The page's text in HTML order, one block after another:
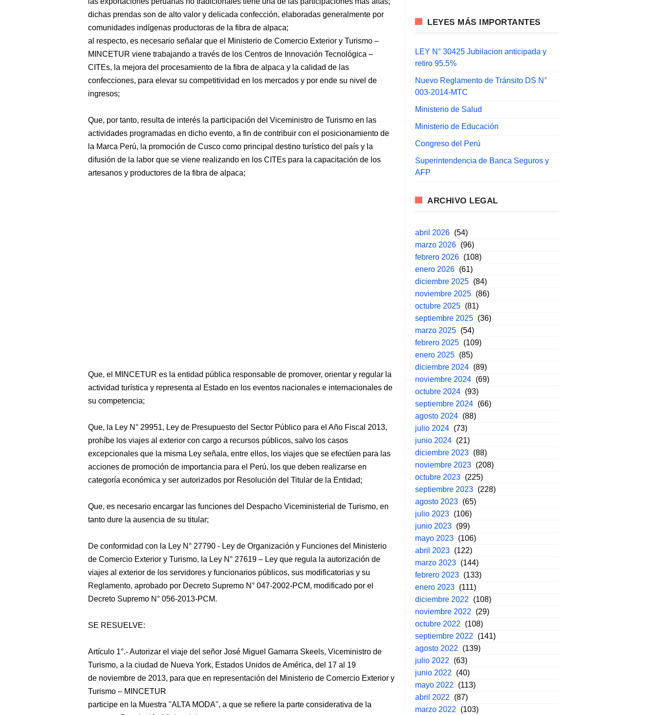
dichas prendas son de alto valor y delicada confección, elaboradas generalmente por
comunidades indígenas productoras de la fibra de alpaca;
al respecto, es necesario señalar que el Ministerio de Comercio Exterior y Turismo –
MINCETUR viene trabajando a través de los Centros de Innovación Tecnológica –
CITEs, la mejora del procesamiento de la fibra de alpaca y la calidad de las
confecciones, para elevar su competitividad en los mercados y por ende su nivel de
ingresos;
Que, por tanto, resulta de interés la participación del Viceministro de Turismo en las
actividades programadas en dicho evento, a fin de contribuir con el posicionamiento de
la Marca Perú, la promoción de Cusco como principal destino turístico del país y la
difusión de la labor que se viene realizando en los CITEs para la capacitación de los
artesanos y productores de la fibra de alpaca;
Que, el MINCETUR es la entidad pública responsable de promover, orientar y regular la
actividad turística y representa al Estado en los eventos nacionales e internacionales de
su competencia;
Que, la Ley N° 29951, Ley de Presupuesto del Sector Público para el Año Fiscal 2013,
prohíbe los viajes al exterior con cargo a recursos públicos, salvo los casos
excepcionales que la misma Ley señala, entre ellos, los viajes que se efectúen para las
acciones de promoción de importancia para el Perú, los que deben realizarse en
categoría económica y ser autorizados por Resolución del Titular de la Entidad;
Que, es necesario encargar las funciones del Despacho Viceministerial de Turismo, en
tanto dure la ausencia de su titular;
De conformidad con la Ley N° 27790 - Ley de Organización y Funciones del Ministerio
de Comercio Exterior y Turismo, la Ley N° 27619 – Ley que regula la autorización de
viajes al exterior de los servidores y funcionarios públicos, sus modificatorias y su
Reglamento, aprobado por Decreto Supremo N° 047-2002-PCM, modificado por el
Decreto Supremo N° 056-2013-PCM.
SE RESUELVE:
Artículo 1°.- Autorizar el viaje del señor José Miguel Gamarra Skeels, Viceministro de
Turismo, a la ciudad de Nueva York, Estados Unidos de América, del 17 al 19
de noviembre de 2013, para que en representación del Ministerio de Comercio Exterior y
Turismo – MINCETUR
participe en la Muestra "ALTA MODA", a que se refiere la parte considerativa de la
LEYES MÁS IMPORTANTES
LEY N° 30425 Jubilacion anticipada y
retiro 95.5%
Nuevo Reglamento de Tránsito DS N°
003-2014-MTC
Ministerio de Salud
Ministerio de Educación
Congreso del Perú
Superintendencia de Banca Seguros y
AFP
ARCHIVO LEGAL
abril 2026 (54)
marzo 2026 (96)
febrero 2026 (108)
enero 2026 (61)
diciembre 2025 (84)
noviembre 2025 (86)
octubre 2025 (81)
septiembre 2025 (36)
marzo 2025 (54)
febrero 2025 (109)
enero 2025 (85)
diciembre 2024 (89)
noviembre 2024 (69)
octubre 2024 (93)
septiembre 2024 (66)
agosto 2024 (88)
julio 2024 (73)
junio 2024 (21)
diciembre 2023 (88)
noviembre 2023 (208)
octubre 2023 (225)
septiembre 2023 (228)
agosto 2023 (65)
julio 2023 (106)
junio 2023 (99)
mayo 2023 (106)
abril 2023 (122)
marzo 2023 (144)
febrero 2023 (133)
enero 2023 (111)
diciembre 2022
(108)
noviembre 2022
(29)
octubre 2022
(108)
septiembre 2022
(141)
agosto 2022
(139)
julio 2022
(63)
junio 2022
(40)
mayo 2022
(113)
abril 2022
(87)
marzo 2022
(103)